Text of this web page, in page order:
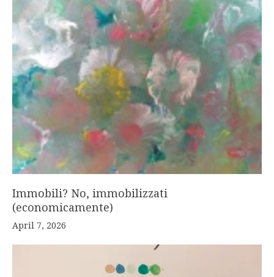
Immobili? No, immobilizzati
(economicamente)
April 7, 2026